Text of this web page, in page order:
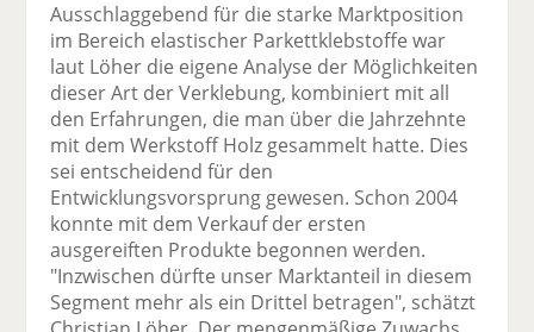
Ausschlaggebend für die starke Marktposition
im Bereich elastischer Parkettklebstoffe war
laut Löher die eigene Analyse der Möglichkeiten
dieser Art der Verklebung, kombiniert mit all
den Erfahrungen, die man über die Jahrzehnte
mit dem Werkstoff Holz gesammelt hatte. Dies
sei entscheidend für den
Entwicklungsvorsprung gewesen. Schon 2004
konnte mit dem Verkauf der ersten
ausgereiften Produkte begonnen werden.
"Inzwischen dürfte unser Marktanteil in diesem
Segment mehr als ein Drittel betragen", schätzt